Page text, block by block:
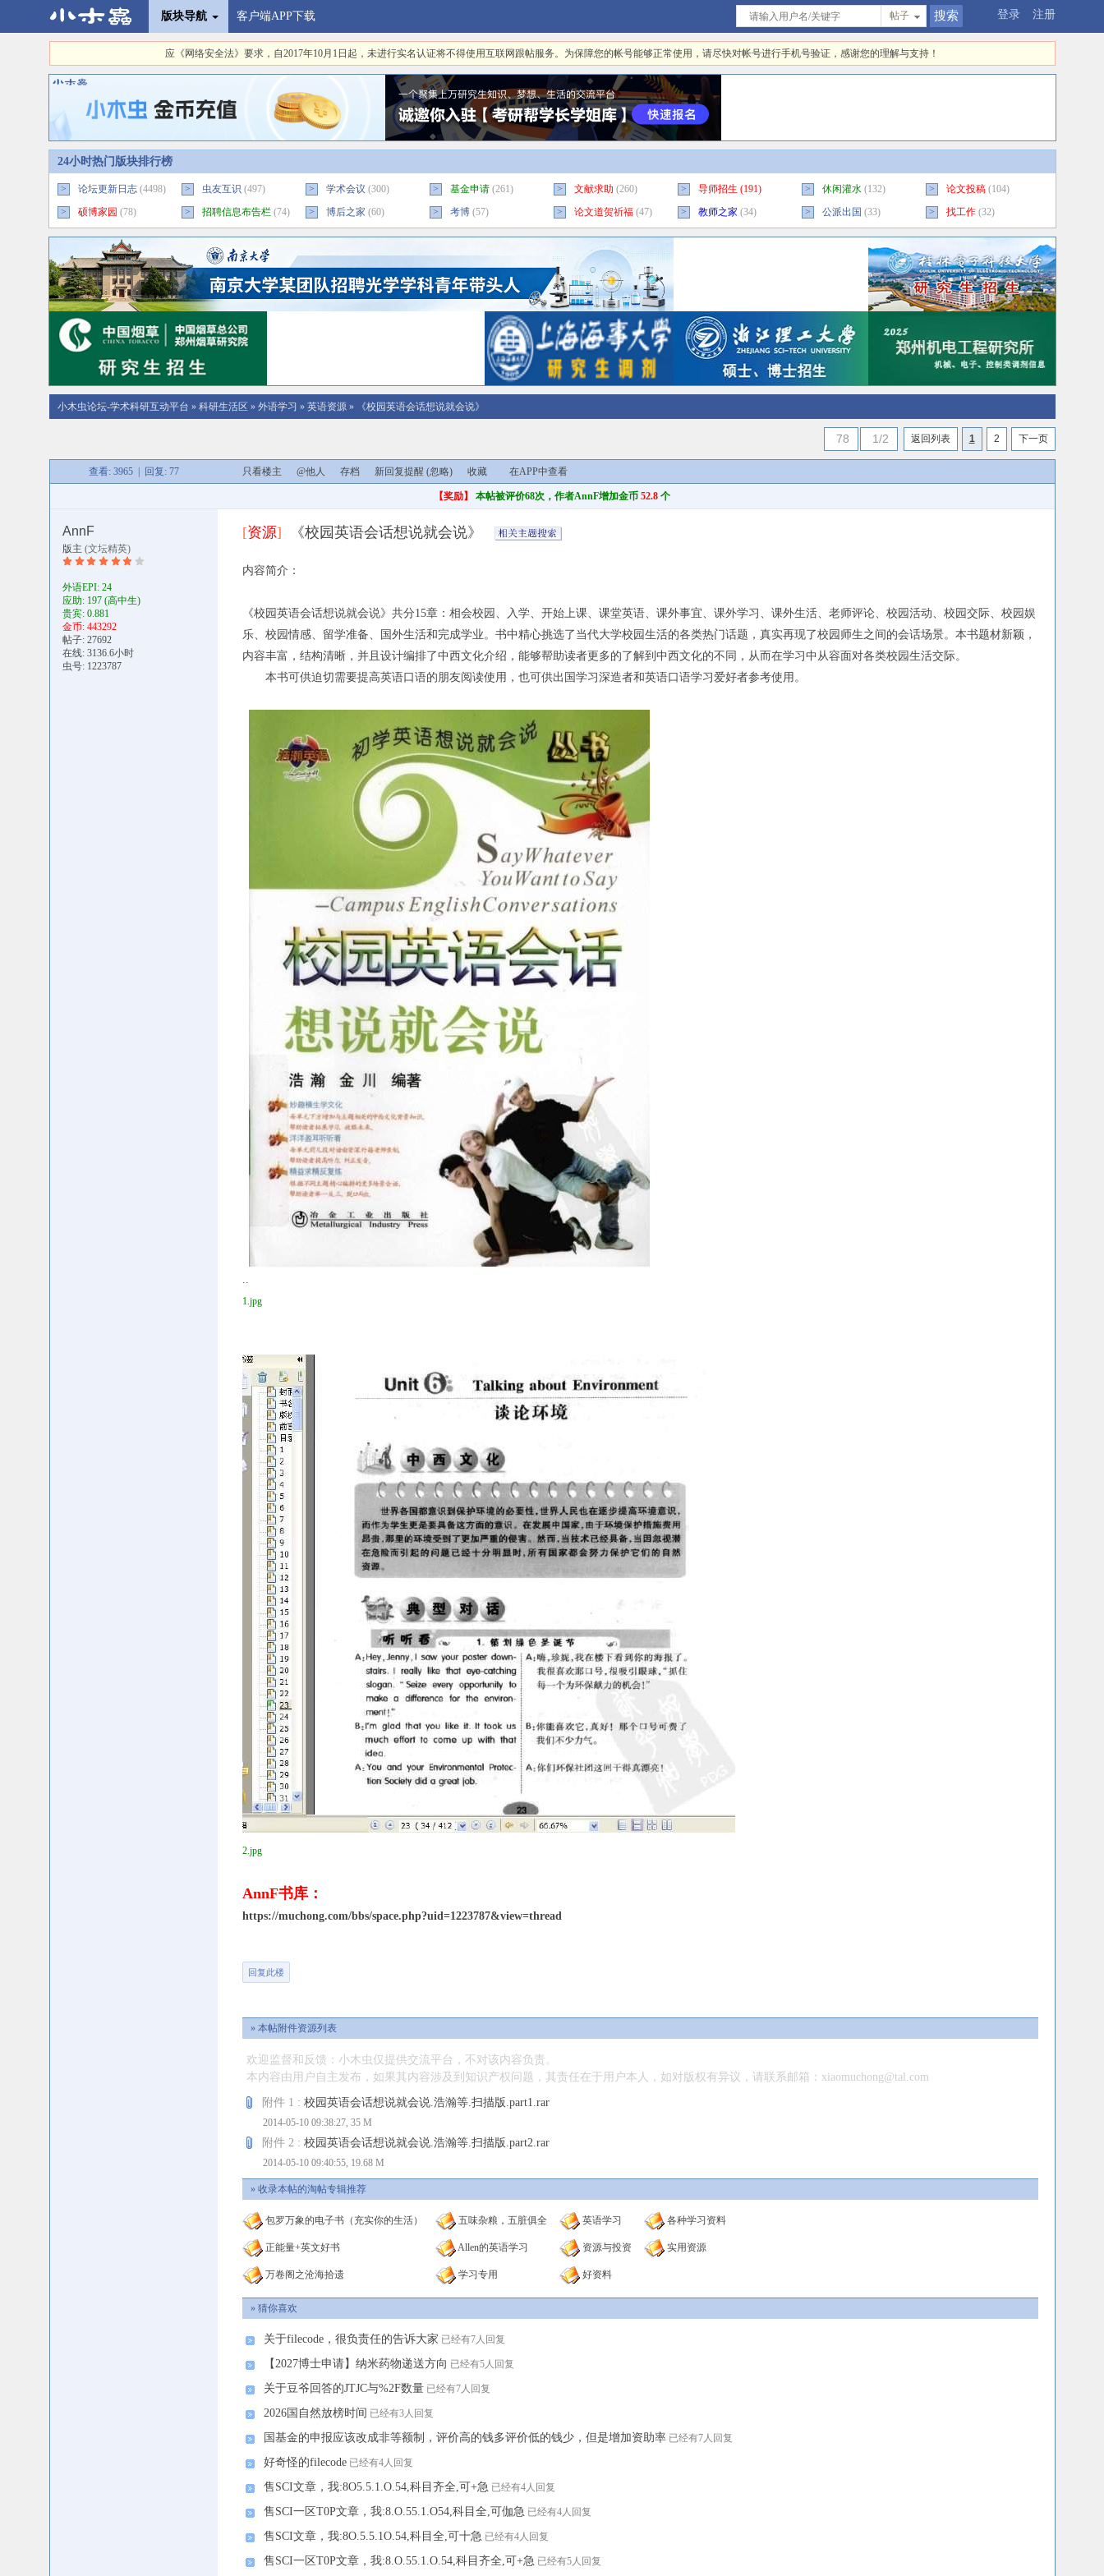
版块导航 客户端APP下载 登录 注册
帖子
应《网络安全法》要求，自2017年10月1日起，未进行实名认证将不得使用互联网跟帖服务。为保障您的帐号能够正常使用，请尽快对帐号进行手机号验证，感谢您的理解与支持！
24小时热门版块排行榜
> 论坛更新日志(4498) > 虫友互识 (497) > 学术会议 (300) > 基金申请(261) > 文献求助 (260) > 导师招生 (191) > 休闲灌水(132) > 论文投稿(104)
>
硕博家园 (78) > 招聘信息布告栏(74) > 博后之家 (60) > 考博(57) > 论文道贺祈福(47) > 教师之家 (34) > 公派出国 (33) > 找工作(32)
小木虫论坛-学术科研互动平台 » 科研生活区 » 外语学习 » 英语资源» 《校园英语会话想说就会说》
78 1/2 返回列表 1 2 下一页
查看: 3965 | 回复: 77 只看楼主 @他人 存档 新回复提醒 (忽略) 收藏 在APP中查看
【奖励】 本帖被评价68次，作者AnnF增加金币 52.8 个
AnnF
版主 (文坛精英)
外语EPI: 24
应助: 197 (高中生)
贵宾: 0.881
金币: 443292
帖子: 27692
在线: 3136.6小时
虫号: 1223787
[资源] 《校园英语会话想说就会说》
内容简介：
《校园英语会话想说就会说》共分15章：相会校园、入学、开始上课、课堂英语、课外事宜、课外学习、课外生活、老师评论、校园活动、校园交际、校园娱
乐、校园情感、留学准备、国外生活和完成学业。书中精心挑选了当代大学校园生活的各类热门话题，真实再现了校园师生之间的会话场景。本书题材新颖，
内容丰富，结构清晰，并且设计编排了中西文化介绍，能够帮助读者更多的了解到中西文化的不同，从而在学习中从容面对各类校园生活交际。
本书可供迫切需要提高英语口语的朋友阅读使用，也可供出国学习深造者和英语口语学习爱好者参考使用。
..
1.jpg
2.jpg
AnnF书库：
https://muchong.com/bbs/space.php?uid=1223787&view=thread
回复此楼
» 本帖附件资源列表
欢迎监督和反馈：小木虫仅提供交流平台，不对该内容负责。
本内容由用户自主发布，如果其内容涉及到知识产权问题，其责任在于用户本人，如对版权有异议，请联系邮箱：xiaomuchong@tal.com
附件 1 : 校园英语会话想说就会说.浩瀚等.扫描版.part1.rar
2014-05-10 09:38:27, 35 M
附件 2 : 校园英语会话想说就会说.浩瀚等.扫描版.part2.rar
2014-05-10 09:40:55, 19.68 M
» 收录本帖的淘帖专辑推荐
包罗万象的电子书（充实你的生活） 五味杂粮，五脏俱全 英语学习 各种学习资料
正能量+英文好书 Allen的英语学习 资源与投资 实用资源
万卷阁之沧海拾遗 学习专用 好资料
» 猜你喜欢
关于filecode，很负责任的告诉大家 已经有7人回复
【2027博士申请】纳米药物递送方向 已经有5人回复
关于豆爷回答的JTJC与%2F数量 已经有7人回复
2026国自然放榜时间 已经有3人回复
国基金的申报应该改成非等额制，评价高的钱多评价低的钱少，但是增加资助率 已经有7人回复
好奇怪的filecode 已经有4人回复
售SCI文章，我:8O5.5.1.O.54,科目齐全,可+急 已经有4人回复
售SCI一区T0P文章，我:8.O.55.1.O54,科目全,可伽急 已经有4人回复
售SCI文章，我:8O.5.5.1O.54,科目全,可十急 已经有4人回复
售SCI一区T0P文章，我:8.O.55.1.O.54,科目齐全,可+急 已经有5人回复